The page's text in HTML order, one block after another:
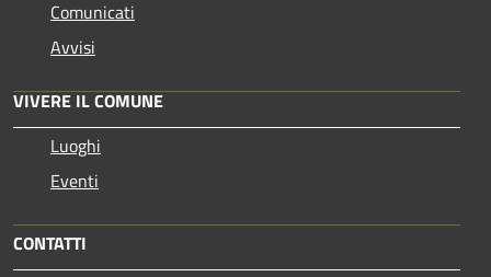
Comunicati
Avvisi
VIVERE IL COMUNE
Luoghi
Eventi
CONTATTI